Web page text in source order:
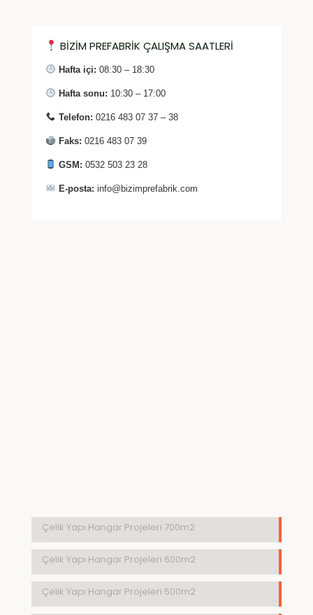
BİZİM PREFABRİK ÇALIŞMA SAATLERİ
Hafta içi: 08:30 – 18:30
Hafta sonu: 10:30 – 17:00
Telefon: 0216 483 07 37 – 38
Faks: 0216 483 07 39
GSM: 0532 503 23 28
E-posta: info@bizimprefabrik.com
Çelik Yapı Hangar Projeleri 700m2
Çelik Yapı Hangar Projeleri 600m2
Çelik Yapı Hangar Projeleri 500m2